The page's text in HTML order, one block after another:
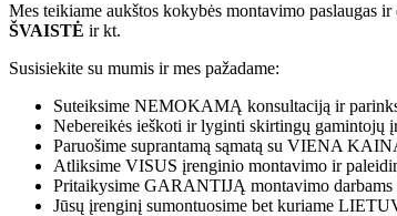
Mes teikiame aukštos kokybės montavimo paslaugas
ŠVAISTĖ ir kt.
Susisiekite su mumis ir mes pažadame:
Suteiksime NEMOKAMĄ konsultaciją ir
Nebereikės ieškoti ir lyginti skirtingų gamintojų
Paruošime suprantamą sąmatą su VIENA
Atliksime VISUS įrenginio montavimo ir
Pritaikysime GARANTIJĄ montavimo
Jūsų įrenginį sumontuosime bet kuriame